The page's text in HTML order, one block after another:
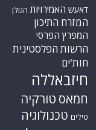
תגיות
או"ם אוקראינה
איראן אירופה
אפריקה ארה"ב
בריטניה גרמניה